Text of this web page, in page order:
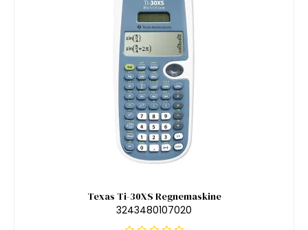
Texas Ti-30XS Regnemaskine
3243480107020